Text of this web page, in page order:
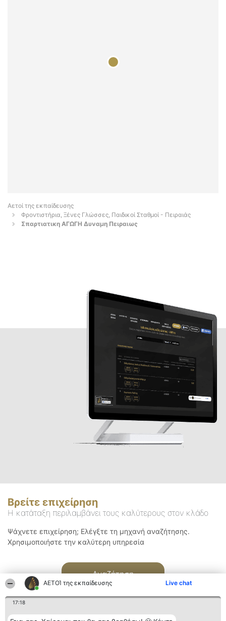
ΑΕΤΟΊ της εκπαίδευσης Live chat
17:18
Αετοί της εκπαίδευσης
Φροντιστήρια, Ξένες Γλώσσες, Παιδικοί Σταθμοί - Πειραιάς
Σπαρτιατικη ΑΓΩΓΗ Δυναμη Πειραιως
Βρείτε επιχείρηση
Η κατάταξη περιλαμβάνει τους καλύτερους στον κλάδο
Ψάχνετε επιχείρηση; Ελέγξτε τη μηχανή αναζήτησης.
Χρησιμοποιήστε την καλύτερη υπηρεσία
Αναζήτηση